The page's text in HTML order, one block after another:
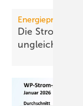
Energiepreise
Die
ungleich